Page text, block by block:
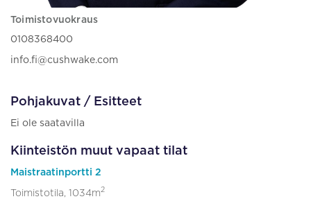
Toimistovuokraus
0108368400
info.fi@cushwake.com
Pohjakuvat / Esitteet
Ei ole saatavilla
Kiinteistön muut vapaat tilat
Maistraatinportti 2
Toimistotila, 1034m2